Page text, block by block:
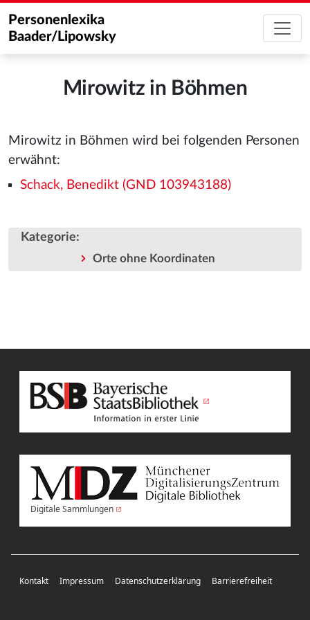
Personenlexika
Baader/Lipowsky
Mirowitz in Böhmen
Mirowitz in Böhmen wird bei folgenden Personen
erwähnt:
Schack, Benedikt (GND 103943188)
Kategorie:
Orte ohne Koordinaten
Digitale Sammlungen
Kontakt Impressum Datenschutzerklärung Barrierefreiheit